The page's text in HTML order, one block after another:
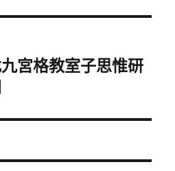
宮格教室子思惟研